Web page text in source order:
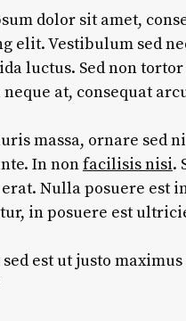
dolor sit amet,
elit. Vestibulum sed
luctus. Sed non tortor
at, consequat
massa, ornare sed
In nonfacilisis nisi.
Nulla posuere est
in posuere est
est ut justo